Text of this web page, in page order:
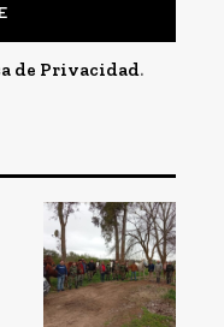
de Privacidad.